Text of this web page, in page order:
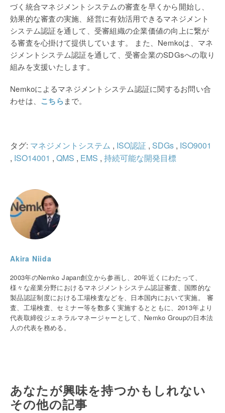
づく統合マネジメントシステムの審査を早くから開始し、
効果的な審査の実施、経営に有効活用できるマネジメント
システム認証を通して、受審組織の企業価値の向上に繋が
る審査を心掛けて提供しています。 また、Nemkoは、マネ
ジメントシステム認証を通して、受審企業のSDGsへの取り
組みを支援いたします。
Nemkoによるマネジメントシステム認証に関するお問い合
わせは、 こちらまで。
タグ: マネジメントシステム , ISO認証 , SDGs , ISO9001
, ISO14001 , QMS , EMS , 持続可能な開発目標
Akira Niida
2003年のNemko Japan創立から参画し、20年近くにわたって、
様々な産業分野におけるマネジメントシステム認証審査、国際的な
製品認証制度における工場検査などを、日本国内において実施。 審
査、工場検査、セミナー等を数多く実施するとともに、2013年より
代表取締役ジェネラルマネージャーとして、Nemko Groupの日本法
人の代表を務める。
あなたが興味を持つかもしれない
その他の記事